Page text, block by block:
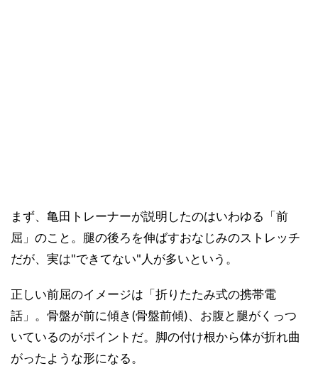
まず、亀田トレーナーが説明したのはいわゆる「前
屈」のこと。腿の後ろを伸ばすおなじみのストレッチ
だが、実は"できてない"人が多いという。
正しい前屈のイメージは「折りたたみ式の携帯電
話」。骨盤が前に傾き(骨盤前傾)、お腹と腿がくっつ
いているのがポイントだ。脚の付け根から体が折れ曲
がったような形になる。